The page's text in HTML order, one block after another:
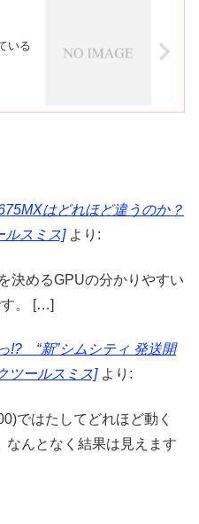
いる
はどれほど違うのか？
ルスミス] より:
決めるGPUの分かりやすい
す。 […]
!? “新”シムシティ 発送開
ツールスミス] より:
ではたしてどれほど動く
なんとなく結果は見えます